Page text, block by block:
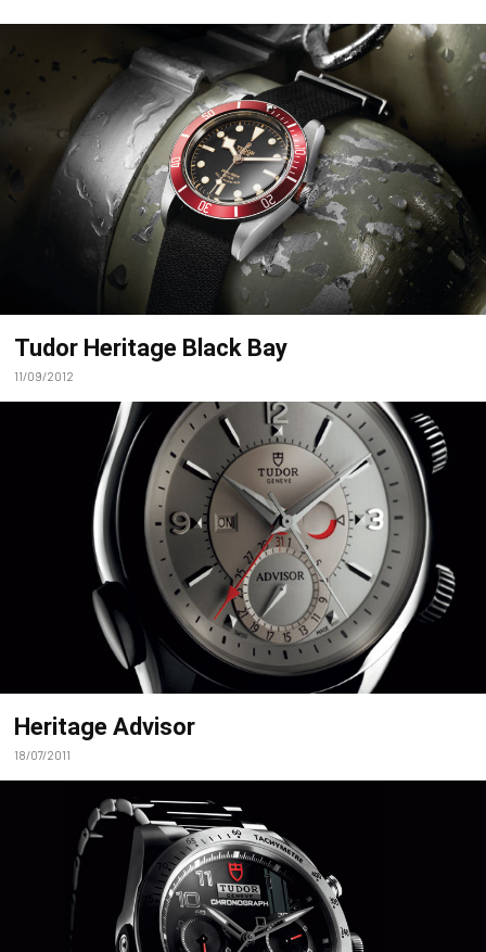
Tudor Heritage Black Bay
11/09/2012
Heritage Advisor
18/07/2011